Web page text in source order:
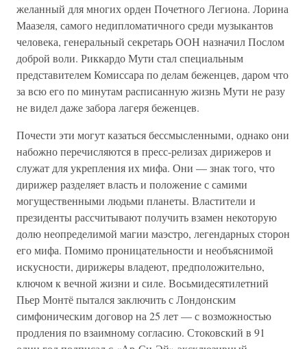
желанный для многих орден Почетного Легиона. Лорина
Маазеля, самого недипломатичного среди музыкантов
человека, генеральный секретарь ООН назначил Послом
доброй воли. Риккардо Мути стал специальным
представителем Комиссара по делам беженцев, даром что
за всю его по минутам расписанную жизнь Мути не разу
не видел даже забора лагеря беженцев.
Почести эти могут казаться бессмысленными, однако они
набожно перечисляются в пресс-релизах дирижеров и
служат для укрепления их мифа. Они — знак того, что
дирижер разделяет власть и положение с самими
могущественными людьми планеты. Властители и
президенты рассчитывают получить взамен некоторую
долю неопределимой магии маэстро, легендарных сторон
его мифа. Помимо проницательности и необъяснимой
искусности, дирижеры владеют, предположительно,
ключом к вечной жизни и силе. Восьмидесятилетний
Пьер Монтё пытался заключить с Лондонским
симфоническим договор на 25 лет — с возможностью
продления по взаимному согласию. Стоковский в 91